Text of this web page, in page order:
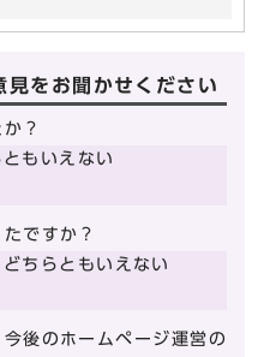
見をお聞かせください
？
もいえない
ですか？
どちらともいえない
後のホームページ運営の